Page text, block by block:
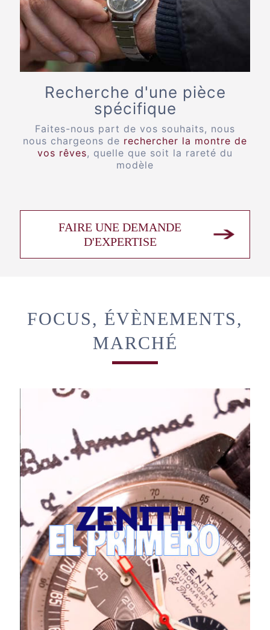
Recherche d'une pièce
spécifique
Faites-nous part de vos souhaits, nous
nous chargeons de rechercher la montre de
vos rêves, quelle que soit la rareté du
modèle
FAIRE UNE DEMANDE
D'EXPERTISE
FOCUS, ÉVÈNEMENTS,
MARCHÉ